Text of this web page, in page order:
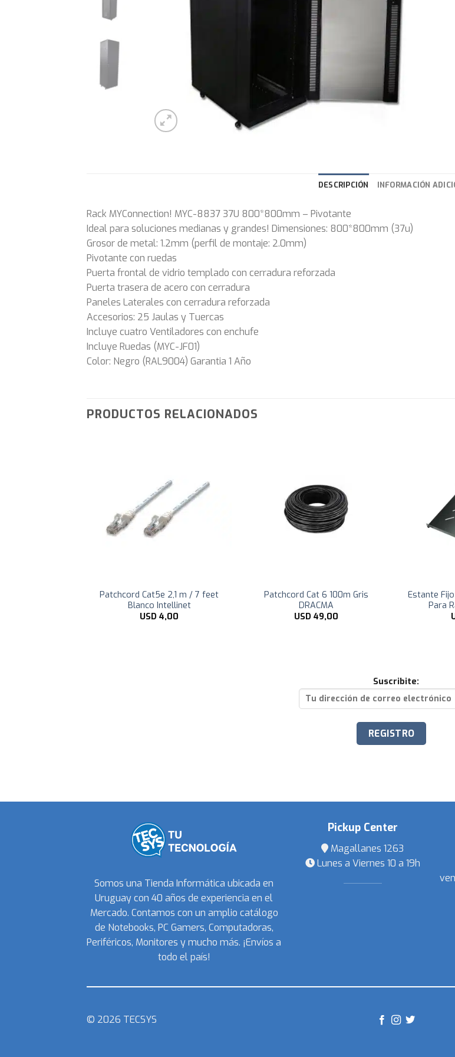
DESCRIPCIÓN INFORMACIÓN
Rack MYConnection! MYC-8837 37U 800*800mm – Pivotante
Ideal para soluciones medianas y grandes! Dimensiones: 800*800mm (37u)
Grosor de metal: 1.2mm (perfil de montaje: 2.0mm)
Pivotante con ruedas
Puerta frontal de vidrio templado con cerradura reforzada
Puerta trasera de acero con cerradura
Paneles Laterales con cerradura reforzada
Accesorios: 25 Jaulas y Tuercas
Incluye cuatro Ventiladores con enchufe
Incluye Ruedas (MYC-JF01)
Color: Negro (RAL9004) Garantia 1 Año
PRODUCTOS RELACIONADOS
Patchcord Cat5e 2,1 m / 7 feet
Blanco Intellinet
USD4,00
Patchcord Cat 6 100m Gris
DRACMA
USD 49,00
Estante
Para
Suscribite:
Somos una Tienda Informática ubicada en
Uruguay con 40 años de experiencia en el
Mercado. Contamos con un amplio catálogo
de Notebooks, PC Gamers, Computadoras,
Periféricos, Monitores y mucho más. ¡Envíos a
todo el país!
Pickup Center
Magallanes 1263
Lunes a Viernes 10 a 19h
© 2026 TECSYS